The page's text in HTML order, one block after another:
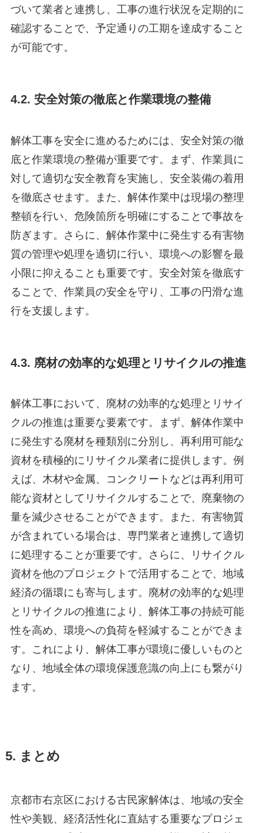
づいて業者と連携し、工事の進行状況を定期的に
確認することで、予定通りの工期を達成すること
が可能です。
4.2. 安全対策の徹底と作業環境の整備
解体工事を安全に進めるためには、安全対策の徹
底と作業環境の整備が重要です。まず、作業員に
対して適切な安全教育を実施し、安全装備の着用
を徹底させます。また、解体作業中は現場の整理
整頓を行い、危険箇所を明確にすることで事故を
防ぎます。さらに、解体作業中に発生する有害物
質の管理や処理を適切に行い、環境への影響を最
小限に抑えることも重要です。安全対策を徹底す
ることで、作業員の安全を守り、工事の円滑な進
行を支援します。
4.3. 廃材の効率的な処理とリサイクルの推進
解体工事において、廃材の効率的な処理とリサイ
クルの推進は重要な要素です。まず、解体作業中
に発生する廃材を種類別に分別し、再利用可能な
資材を積極的にリサイクル業者に提供します。例
えば、木材や金属、コンクリートなどは再利用可
能な資材としてリサイクルすることで、廃棄物の
量を減少させることができます。また、有害物質
が含まれている場合は、専門業者と連携して適切
に処理することが重要です。さらに、リサイクル
資材を他のプロジェクトで活用することで、地域
経済の循環にも寄与します。廃材の効率的な処理
とリサイクルの推進により、解体工事の持続可能
性を高め、環境への負荷を軽減することができま
す。これにより、解体工事が環境に優しいものと
なり、地域全体の環境保護意識の向上にも繋がり
ます。
5. まとめ
京都市右京区における古民家解体は、地域の安全
性や美観、経済活性化に直結する重要なプロジェ